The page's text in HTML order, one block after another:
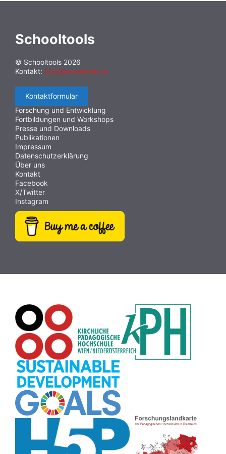
Schooltools
© Schooltools 2026
Kontakt: info@schooltools.at
Kontaktformular
Forschung und Entwicklung
Fortbildungen und Workshops
Presse und Downloads
Publikationen
Impressum
Datenschutzerklärung
Über uns
Kontakt
Facebook
X/Twitter
Instagram